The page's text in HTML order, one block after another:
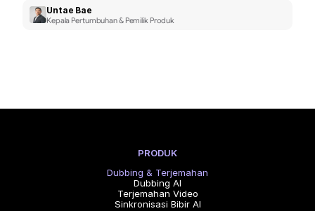
Untae Bae
Kepala Pertumbuhan & Pemilik Produk
PRODUK
Dubbing & Terjemahan
Dubbing AI
Terjemahan Video
Sinkronisasi Bibir AI